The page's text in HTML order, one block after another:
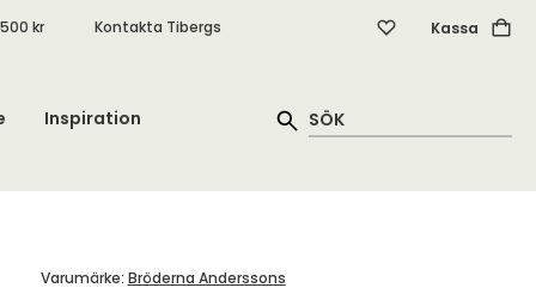
kr Kontakta Tibergs Kassa
Inspiration
Varumärke: Bröderna Anderssons